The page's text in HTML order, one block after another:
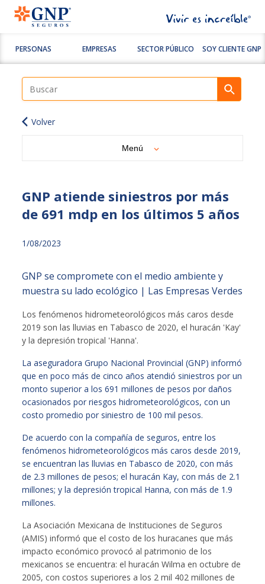
PERSONAS EMPRESAS SECTOR PÚBLICO SOY CLIENTE GNP
Volver
Menú
GNP atiende siniestros por más
de 691 mdp en los últimos 5 años
1/08/2023
GNP se compromete con el medio ambiente y
muestra su lado ecológico | Las Empresas Verdes
Los fenómenos hidrometeorológicos más caros desde
2019 son las lluvias en Tabasco de 2020, el huracán 'Kay'
y la depresión tropical 'Hanna'.
La aseguradora Grupo Nacional Provincial (GNP) informó
que en poco más de cinco años atendió siniestros por un
monto superior a los 691 millones de pesos por daños
ocasionados por riesgos hidrometeorológicos, con un
costo promedio por siniestro de 100 mil pesos.
De acuerdo con la compañía de seguros, entre los
fenómenos hidrometeorológicos más caros desde 2019,
se encuentran las lluvias en Tabasco de 2020, con más
de 2.3 millones de pesos; el huracán Kay, con más de 2.1
millones; y la depresión tropical Hanna, con más de 1.9
millones.
La Asociación Mexicana de Instituciones de Seguros
(AMIS) informó que el costo de los huracanes que más
impacto económico provocó al patrimonio de los
mexicanos se encuentra: el huracán Wilma en octubre de
2005, con costos superiores a los 2 mil 402 millones de